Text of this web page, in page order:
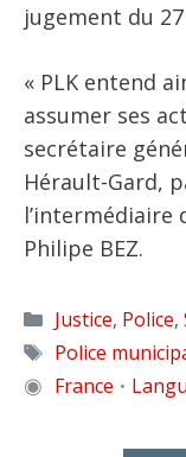
jugement du
« PLK entend
assumer ses
secrétaire
Hérault-Gard,
l’intermédiaire
Philipe BEZ.
Catégories
Justice, Police,
Étiquettes
Police
◉ France •